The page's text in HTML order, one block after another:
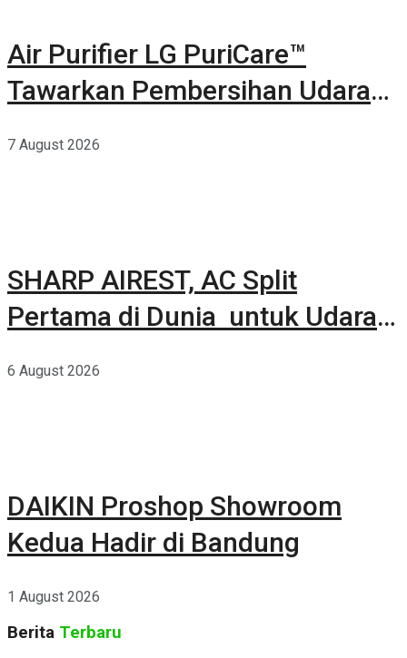
Air Purifier LG PuriCare™
Tawarkan Pembersihan Udara
7 August 2026
SHARP AIREST, AC Split
Pertama di Dunia untuk Udara
6 August 2026
DAIKIN Proshop Showroom
Kedua Hadir di Bandung
1 August 2026
Berita Terbaru